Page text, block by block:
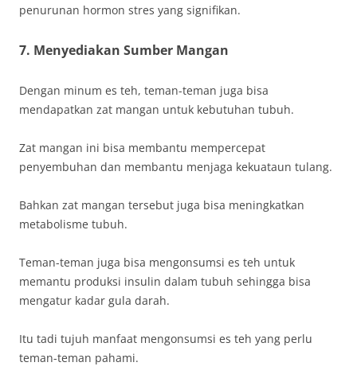
penurunan hormon stres yang signifikan.
7. Menyediakan Sumber Mangan
Dengan minum es teh, teman-teman juga bisa
mendapatkan zat mangan untuk kebutuhan tubuh.
Zat mangan ini bisa membantu mempercepat
penyembuhan dan membantu menjaga kekuataun tulang.
Bahkan zat mangan tersebut juga bisa meningkatkan
metabolisme tubuh.
Teman-teman juga bisa mengonsumsi es teh untuk
memantu produksi insulin dalam tubuh sehingga bisa
mengatur kadar gula darah.
Itu tadi tujuh manfaat mengonsumsi es teh yang perlu
teman-teman pahami.